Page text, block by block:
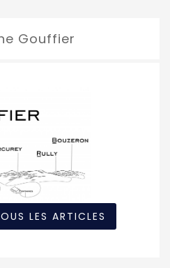
Gouffier
LES ARTICLES